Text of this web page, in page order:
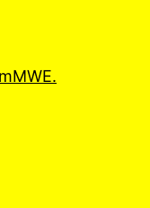
MWE.